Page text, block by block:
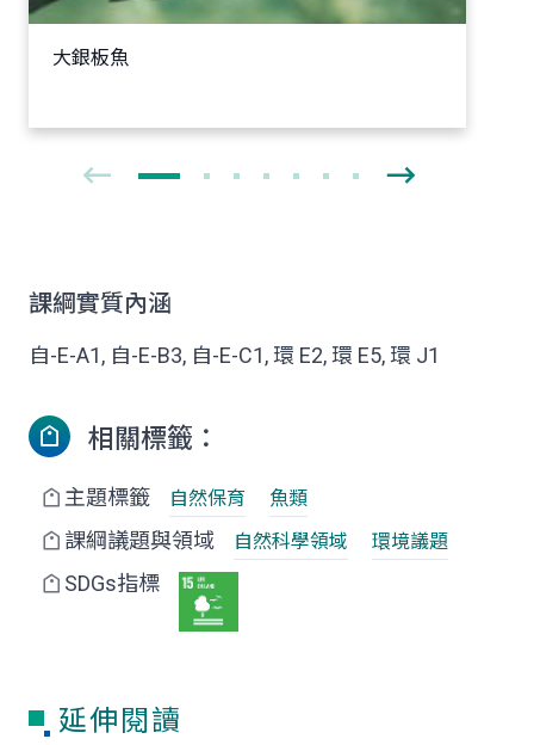
大銀板魚
課綱實質內涵
自-E-A1, 自-E-B3, 自-E-C1, 環 E2, 環 E5, 環 J1
相關標籤：
主題標籤 自然保育 魚類
課綱議題與領域 自然科學領域 環境議題
SDGs指標
延伸閱讀